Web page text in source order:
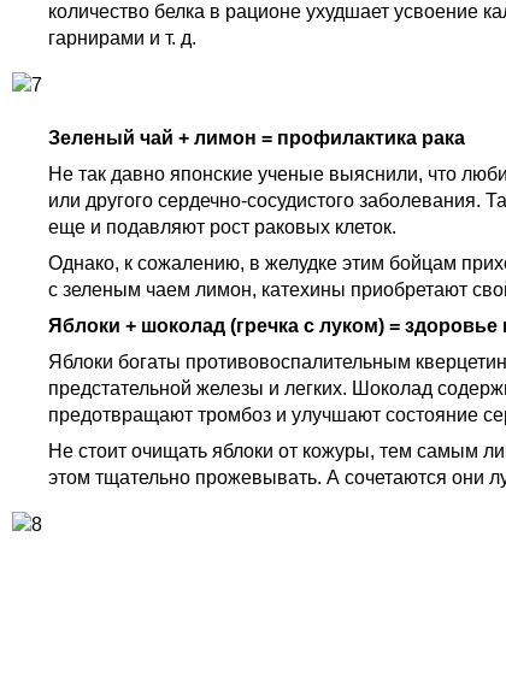
количество белка в рационе ухудшает
гарнирами и т. д.
Зеленый чай + лимон = профилактика рака
Не так давно японские ученые выяснили, что
или другого сердечно-сосудистого
еще и подавляют рост раковых клеток.
Однако, к сожалению, в желудке этим бойцам
с зеленым чаем лимон, катехины приобретают
Яблоки + шоколад (гречка с луком) = здоровье
Яблоки богаты противовоспалительным
предстательной железы и легких. Шоколад
предотвращают тромбоз и улучшают состояние
Не стоит очищать яблоки от кожуры, тем самым
этом тщательно прожевывать. А сочетаются они